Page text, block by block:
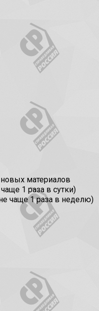
материалов
1 раза в сутки)
чаще 1 раза в неделю)